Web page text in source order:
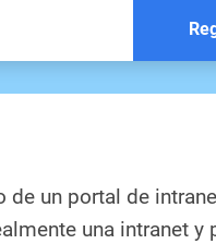
de un portal de
una intranet y